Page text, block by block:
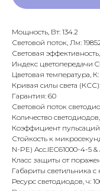
Мощность, Вт: 134.2
Световой поток, Лм:
Световая
Индекс цветопередачи
Цветовая температура,
Кривая силы света
Гарантия: 60
Световой поток
Количество
Коэффициент пульсаций
Стойкость к
N-PE) Acc.IEC61000-4-5 &
Класс защиты от
Габариты светильника
Ресурс светодиодов, ч: